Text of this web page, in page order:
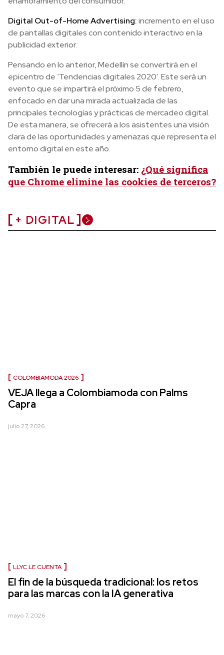
Digital Out-of-Home Advertising:incremento en el uso
de pantallas digitales con contenido interactivo en la
publicidad exterior.
Pensando en lo anterior, Medellín se convertirá en el
epicentro de ‘Tendencias digitales 2020’. Este será un
evento que se impartirá el próximo 5 de febrero,
enfocado en dar una mirada actualizada de las
principales tecnologías y prácticas de mercadeo digital.
De esta manera, se ofrecerá a los asistentes una visión
clara de las oportunidades y amenazas que representa el
entorno digital en este año.
También le puede interesar: ¿Qué significa
que Chrome elimine las cookies de terceros?
+ DIGITAL
COLOMBIAMODA 2026
VEJA llega a Colombiamoda con Palms
Capra
julio 27, 2026
LLYC LE CUENTA
El fin de la búsqueda tradicional: los retos
para las marcas con la IA generativa
mayo 7, 2026